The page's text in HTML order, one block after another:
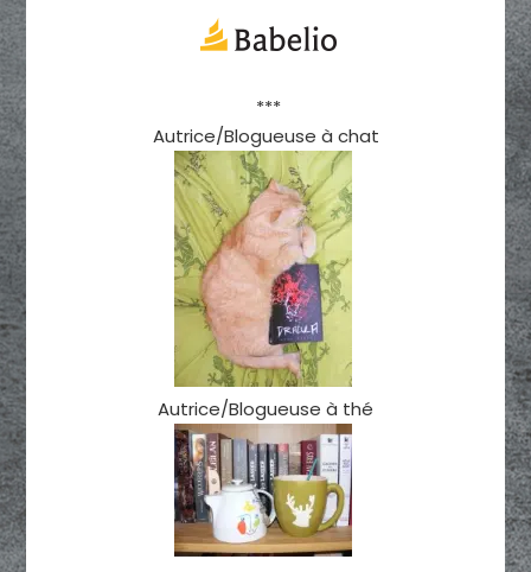
***
Autrice/Blogueuse à chat
Autrice/Blogueuse à thé